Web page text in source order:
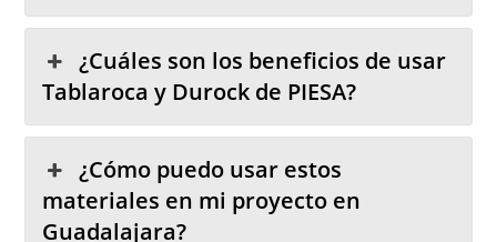
¿Cuáles son los beneficios de usar
Tablaroca y Durock de PIESA?
¿Cómo puedo usar estos
materiales en mi proyecto en
Guadalajara?